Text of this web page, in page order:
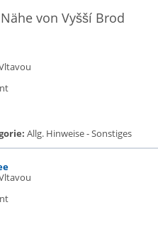
von Vyšší Brod
Allg. Hinweise - Sonstiges